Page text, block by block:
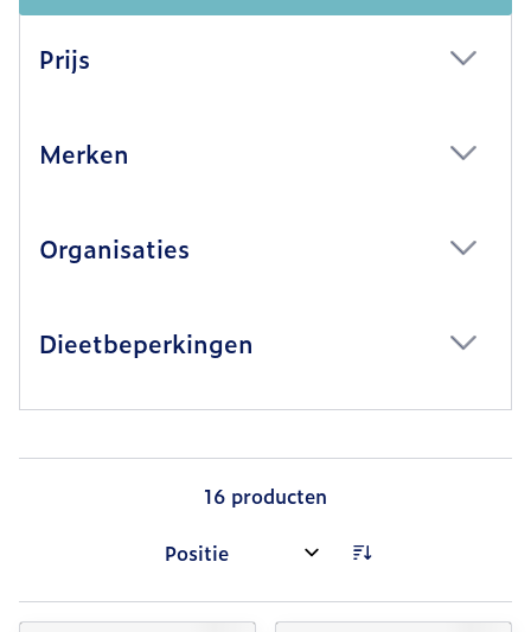
Prijs
Merken
Organisaties
Dieetbeperkingen
16 producten
Sorteer op: